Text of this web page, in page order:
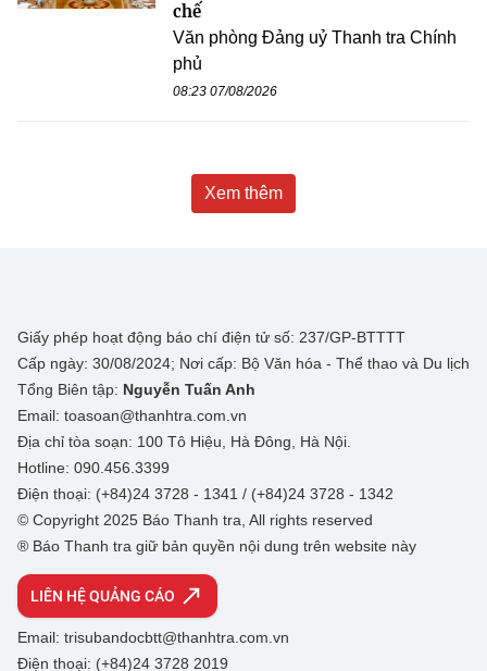
chế
Văn phòng Đảng uỷ Thanh tra Chính
phủ
08:23 07/08/2026
Xem thêm
Giấy phép hoạt động báo chí điện tử số: 237/GP-BTTTT
Cấp ngày: 30/08/2024; Nơi cấp: Bộ Văn hóa - Thể thao và Du lịch
Tổng Biên tập: Nguyễn Tuấn Anh
Email: toasoan@thanhtra.com.vn
Địa chỉ tòa soạn: 100 Tô Hiệu, Hà Đông, Hà Nội.
Hotline: 090.456.3399
Điện thoại: (+84)24 3728 - 1341 / (+84)24 3728 - 1342
© Copyright 2025 Báo Thanh tra, All rights reserved
® Báo Thanh tra giữ bản quyền nội dung trên website này
LIÊN HỆ QUẢNG CÁO
Email: trisubandocbtt@thanhtra.com.vn
Điện thoại: (+84)24 3728 2019